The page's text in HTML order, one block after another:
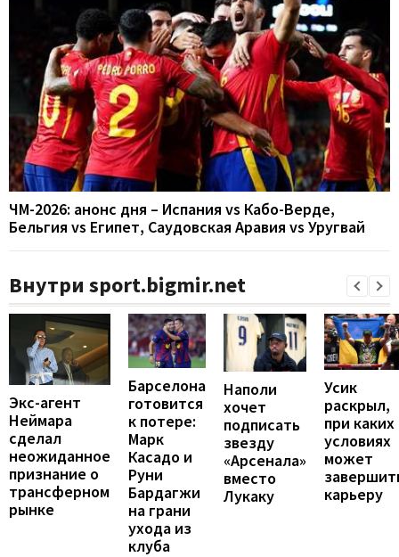
ЧМ-2026: анонс дня – Испания vs Кабо-Верде,
Бельгия vs Египет, Саудовская Аравия vs Уругвай
Внутри sport.bigmir.net
Экс-агент
Неймара
сделал
неожиданное
признание о
трансферном
рынке
Барселона
готовится
к потере:
Марк
Касадо и
Руни
Бардагжи
на грани
ухода из
клуба
Наполи
хочет
подписать
звезду
«Арсенала»
вместо
Лукаку
Усик
раскрыл,
при каких
условиях
может
карьеру